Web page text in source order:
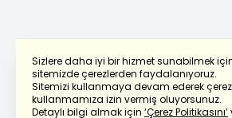
Sizlere daha iyi bir hizmet sunabilmek
sitemizde çerezlerden faydalanıyoruz.
Sitemizi kullanmaya devam ederek
kullanmamıza izin vermiş oluyorsunuz.
Detaylı bilgi almak için ‘Çerez Politikasını’
Powered by Translate